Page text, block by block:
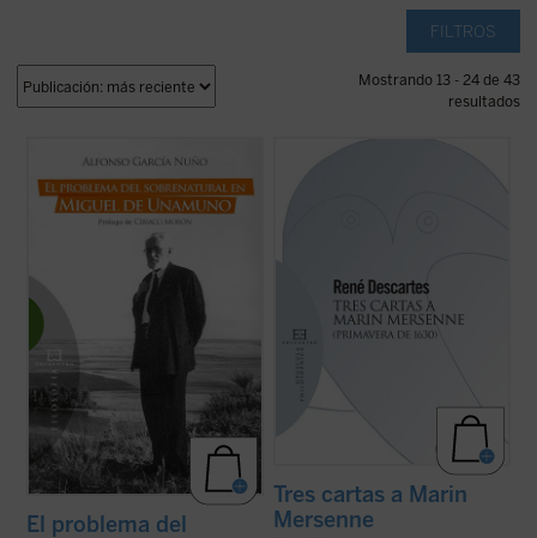
FILTROS
Mostrando 13 - 24 de 43
resultados
El problema del sobrenatural
fin del hombre
centrales en la obra de Miguel de Unamuno,
acaso la que articule todo su pensamiento.
Y probablemente haya que considerarlo
como un pionero del que ...(ver ficha)
El problema del
Tres cartas a Marin
Mersenne